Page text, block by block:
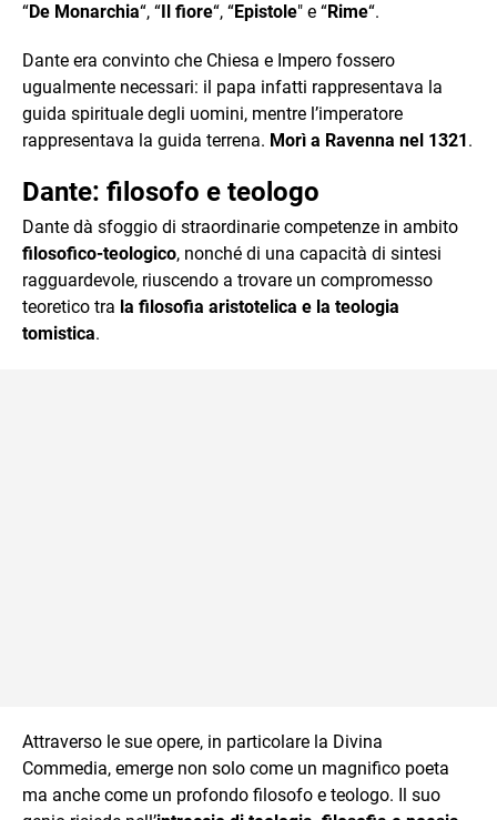
“De Monarchia“, “Il fiore“, “Epistole" e “Rime“.
Dante era convinto che Chiesa e Impero fossero
ugualmente necessari: il papa infatti rappresentava la
guida spirituale degli uomini, mentre l’imperatore
rappresentava la guida terrena. Morì a Ravenna nel 1321.
Dante: filosofo e teologo
Dante dà sfoggio di straordinarie competenze in ambito
filosofico-teologico, nonché di una capacità di sintesi
ragguardevole, riuscendo a trovare un compromesso
teoretico tra la filosofia aristotelica e la teologia
tomistica.
Attraverso le sue opere, in particolare la Divina
Commedia, emerge non solo come un magnifico poeta
ma anche come un profondo filosofo e teologo. Il suo